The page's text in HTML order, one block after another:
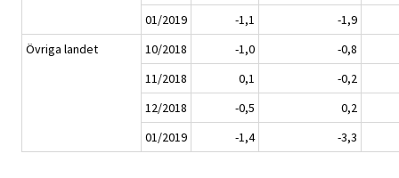
01/2019
-1,1
-1,9
Övriga landet
10/2018 -1,0
-0,8
11/2018
0,1
-0,2
12/2018
-0,5
0,2
01/2019
-1,4 -3,3